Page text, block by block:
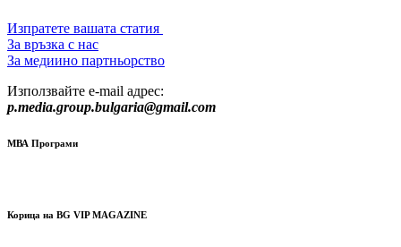
Изпратете вашата статия
За връзка с нас
За медиино партньорство
Използвайте e-mail адрес:
p.media.group.bulgaria@gmail.com
МВА Програми
Корица на BG VIP MAGAZINE